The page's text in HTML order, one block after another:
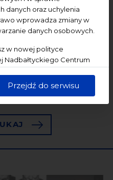
danych oraz uchylenia
wprowadza zmiany w
danych osobowych.
w nowej polityce
Nadbałtyckiego Centrum
informujemy, że Państwa
bezpieczny, z należytą
przepisami.
Przejdź do serwisu
Pojutrze